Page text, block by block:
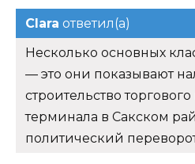
Clara ответил(а)
Несколько основных
— это они показывают
строительство
терминала в Сакском
политический